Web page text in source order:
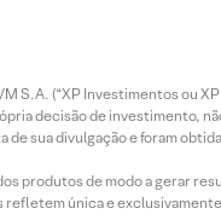
S.A. (“XP Investimentos ou
decisão de investimento,
sua divulgação e foram
produtos de modo a gerar
única e